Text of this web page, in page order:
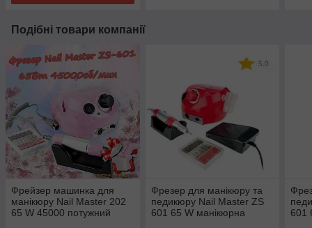
Подібні товари компанії
Фрейзер машинка для
манікюру Nail Master 202
65 W 45000 потужний
Фрезер для манікюру та
педикюру Nail Master ZS
601 65 W манікюрна
601